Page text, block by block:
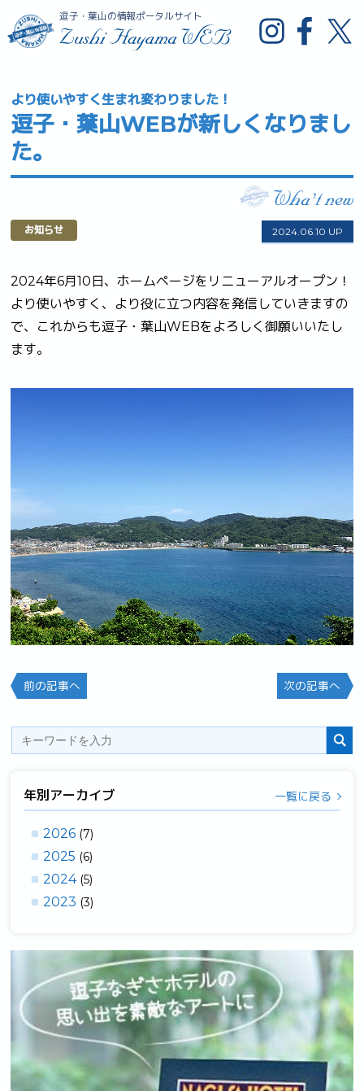
逗子・葉山の情報ポータルサイト
より使いやすく生まれ変わりました！
逗子・葉山WEBが新しくなりまし
た。
お知らせ 2024.06.10 UP
2024年6月10日、ホームページをリニューアルオープン！
より使いやすく、より役に立つ内容を発信していきますの
で、これからも逗子・葉山WEBをよろしく御願いいたし
ます。
前の記事へ 次の記事へ
年別アーカイブ 一覧に戻る
2026 (7)
2025 (6)
2024(5)
2023 (3)